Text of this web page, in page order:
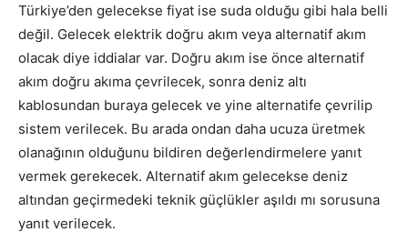
Türkiye’den gelecekse fiyat ise suda olduğu gibi hala belli
değil. Gelecek elektrik doğru akım veya alternatif akım
olacak diye iddialar var. Doğru akım ise önce alternatif
akım doğru akıma çevrilecek, sonra deniz altı
kablosundan buraya gelecek ve yine alternatife çevrilip
sistem verilecek. Bu arada ondan daha ucuza üretmek
olanağının olduğunu bildiren değerlendirmelere yanıt
vermek gerekecek. Alternatif akım gelecekse deniz
altından geçirmedeki teknik güçlükler aşıldı mı sorusuna
yanıt verilecek.